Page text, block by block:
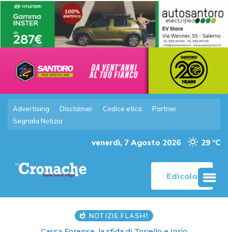
Advertising Disclaimer Codice etico
Partner
Segnala Notizia
venerdì, 7 Agosto 2026 29 °C
Edicola
NOTIZIE FLASH!